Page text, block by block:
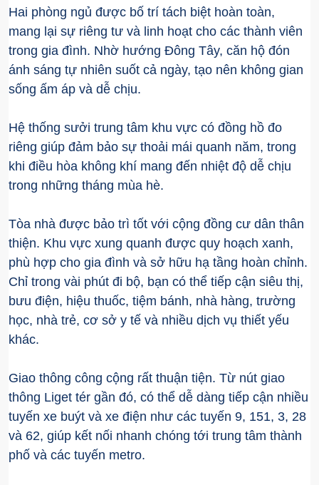
Hai phòng ngủ được bố trí tách biệt hoàn toàn,
mang lại sự riêng tư và linh hoạt cho các thành viên
trong gia đình. Nhờ hướng Đông Tây, căn hộ đón
ánh sáng tự nhiên suốt cả ngày, tạo nên không gian
sống ấm áp và dễ chịu.
Hệ thống sưởi trung tâm khu vực có đồng hồ đo
riêng giúp đảm bảo sự thoải mái quanh năm, trong
khi điều hòa không khí mang đến nhiệt độ dễ chịu
trong những tháng mùa hè.
Tòa nhà được bảo trì tốt với cộng đồng cư dân thân
thiện. Khu vực xung quanh được quy hoạch xanh,
phù hợp cho gia đình và sở hữu hạ tầng hoàn chỉnh.
Chỉ trong vài phút đi bộ, bạn có thể tiếp cận siêu thị,
bưu điện, hiệu thuốc, tiệm bánh, nhà hàng, trường
học, nhà trẻ, cơ sở y tế và nhiều dịch vụ thiết yếu
khác.
Giao thông công cộng rất thuận tiện. Từ nút giao
thông Liget tér gần đó, có thể dễ dàng tiếp cận nhiều
tuyến xe buýt và xe điện như các tuyến 9, 151, 3, 28
và 62, giúp kết nối nhanh chóng tới trung tâm thành
phố và các tuyến metro.